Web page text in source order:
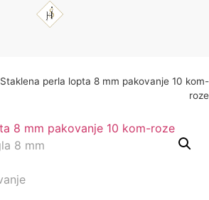
Staklena perla lopta 8 mm pakovanje 10 kom-
roze